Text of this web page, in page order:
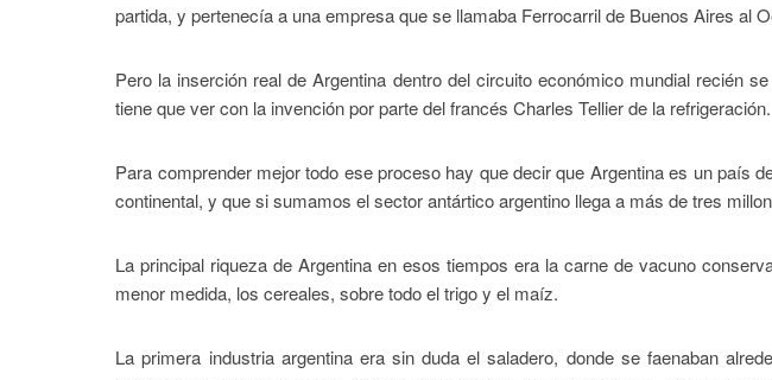
partida, y pertenecía a una empresa que se llamaba Ferrocarril de Buenos Aires al
Pero la inserción real de Argentina dentro del circuito económico mundial recién
tiene que ver con la invención por parte del francés Charles Tellier de la refrigeración.
Para comprender mejor todo ese proceso hay que decir que Argentina es un país
continental, y que si sumamos el sector antártico argentino llega a más de tres
La principal riqueza de Argentina en esos tiempos era la carne de vacuno
menor medida, los cereales, sobre todo el trigo y el maíz.
La primera industria argentina era sin duda el saladero, donde se faenaban